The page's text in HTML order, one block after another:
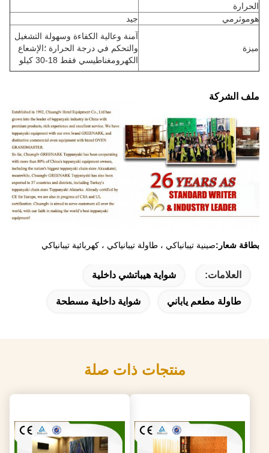
الحرارة
هوموثرمي جيد
ميزة
آمنة وعالية الكفاءة وسهولة التشغيل
والتحكم في درجة الحرارة ؛الإشعاع
الكهرومغناطيسي فقط 18-30 كيلو
ملف الشركة
بطاقة شعار:صينية تيبانياكي ، طاولة تيبانياكي ، كهربائية تيبانياكي
العلامات: شواية هيباتشي داخلية
طاولة مطعم ياباني شواية داخلية مسطحة
منتجات ذات صلة